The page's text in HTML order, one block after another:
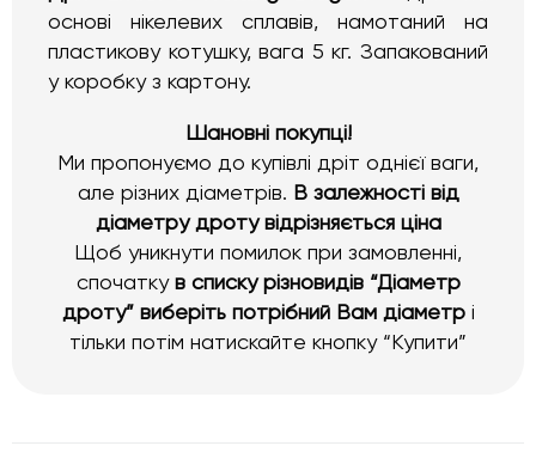
основі нікелевих сплавів, намотаний на
пластикову котушку, вага 5 кг. Запакований
у коробку з картону.
Шановні покупці!
Ми пропонуємо до купівлі дріт однієї ваги,
але різних діаметрів. В залежності від
діаметру дроту відрізняється ціна
Щоб уникнути помилок при замовленні,
спочатку в списку різновидів “Діаметр
дроту” виберіть потрібний Вам діаметрі
тільки потім натискайте кнопку “Купити”